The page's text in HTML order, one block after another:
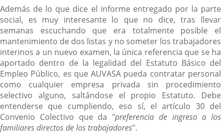
Además de lo que dice el informe entregado por la parte
social, es muy interesante lo que no dice, tras llevar
semanas escuchando que era totalmente posible el
mantenimiento de dos listas y no someter los trabajadores
interinos a un nuevo examen, la única referencia que se ha
aportado dentro de la legalidad del Estatuto Básico del
Empleo Público, es que AUVASA pueda contratar personal
como cualquier empresa privada sin procedimiento
selectivo alguno, saltándose el propio Estatuto. Debe
entenderse que cumpliendo, eso sí, el artículo 30 del
Convenio Colectivo que da "preferencia de ingreso a los
familiares directos de los trabajadores".